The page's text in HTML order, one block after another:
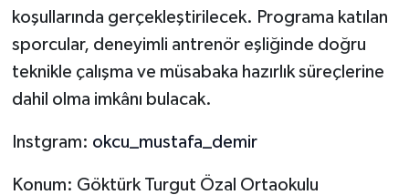
koşullarında gerçekleştirilecek. Programa katılan
sporcular, deneyimli antrenör eşliğinde doğru
teknikle çalışma ve müsabaka hazırlık süreçlerine
dahil olma imkânı bulacak.
Instgram: okcu_mustafa_demir
Konum: Göktürk Turgut Özal Ortaokulu